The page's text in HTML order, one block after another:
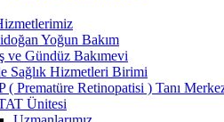
Yoğun Bakım
ve Gündüz Bakımevi
Sağlık Hizmetleri Birimi
( Prematüre Retinopatisi ) Tanı
Ünitesi